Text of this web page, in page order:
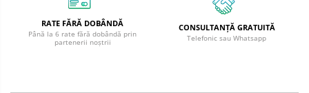
RATE FĂRĂ DOBÂNDĂ
Până la 6 rate fără dobândă prin
partenerii noștrii
CONSULTANȚĂ GRATUITĂ
Telefonic sau Whatsapp